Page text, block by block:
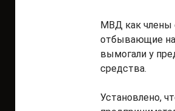
МВД как члены
отбывающие
вымогали у
средства.
Установлено,